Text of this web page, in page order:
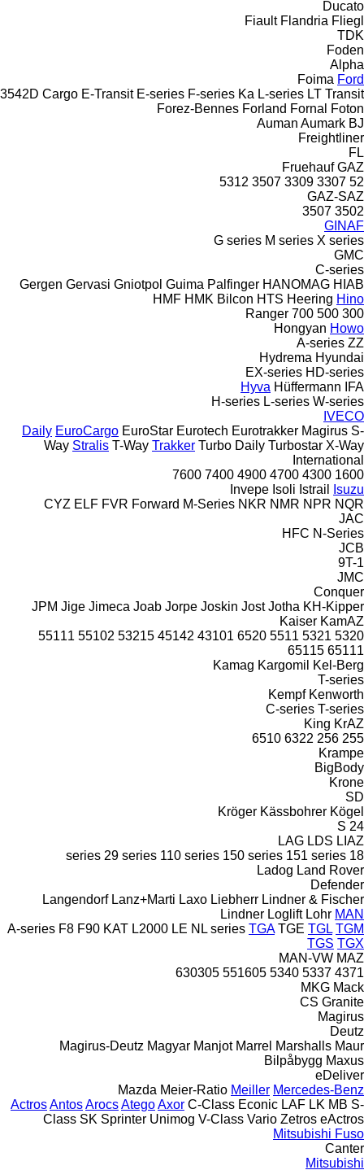
Ducato
Fiault Flandria Fliegl
TDK
Foden
Alpha
Foima Ford
3542D Cargo E-Transit E-series F-series Ka L-series LT Transit
Forez-Bennes Forland Fornal
Foton
Auman Aumark BJ
Freightliner
FL
Fruehauf GAZ
52
3307
3309
3507
5312
GAZ-SAZ
3502
3507
GINAF
G series M series X series
GMC
C-series
Gergen Gervasi Gniotpol Guima Palfinger HANOMAG HIAB
HMF HMK Bilcon HTS Heering Hino
300
500
700
Ranger
Hongyan Howo
A-series ZZ
Hydrema Hyundai
EX-series HD-series
Hyva Hüffermann
IFA
H-series L-series W-series
IVECO
Daily EuroCargo EuroStar Eurotech Eurotrakker Magirus S-
Way Stralis T-Way Trakker Turbo Daily Turbostar X-Way
International
1600
4300
4700
4900
7400
7600
Invepe Isoli Istrail
Isuzu
CYZ ELF FVR Forward M-Series NKR NMR NPR NQR
JAC
HFC N-Series
JCB
9T-1
JMC
Conquer
JPM Jige Jimeca Joab Jorpe Joskin Jost Jotha KH-Kipper
Kaiser KamAZ
5320
5321
5511
6520
43101
45142
53215
55102
55111
65111
65115
Kamag Kargomil
Kel-Berg
T-series
Kempf Kenworth
C-series T-series
King KrAZ
255
256
6322
6510
Krampe
BigBody
Krone
SD
Kröger Kässbohrer Kögel
S 24
LAG LDS LIAZ
18 series
29 series 110 series 150 series 151 series
Ladog Land Rover
Defender
Langendorf Lanz+Marti Laxo Liebherr Lindner & Fischer
Lindner Loglift Lohr MAN
A-series F8 F90 KAT L2000 LE NL series TGA TGE TGL TGM
TGS TGX
MAN-VW MAZ
4371
5337
5340
551605
630305
MKG Mack
CS Granite
Magirus
Deutz
Magirus-Deutz Magyar Manjot Marrel Marshalls Maur
Bilpåbygg Maxus
eDeliver
Mazda Meier-Ratio Meiller Mercedes-Benz
ActrosAntosArocsAtegoAxor C-Class Econic LAF LK MB S-
Class SK Sprinter Unimog V-Class Vario Zetros eActros
Mitsubishi Fuso
Canter
Mitsubishi